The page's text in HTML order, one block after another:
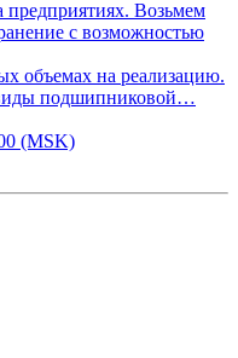
объемах на реализацию.
подшипниковой…
(MSK)